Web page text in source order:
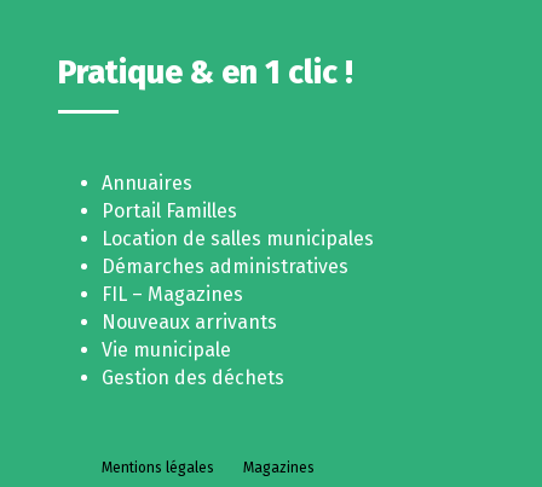
Pratique & en 1 clic !
Annuaires
Portail Familles
Location de salles municipales
Démarches administratives
FIL – Magazines
Nouveaux arrivants
Vie municipale
Gestion des déchets
Mentions légales Magazines